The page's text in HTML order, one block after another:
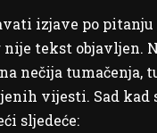
izjave po pitanju
nije tekst objavljen.
nečija tumačenja,
vijesti. Sad kad
sljedeće: